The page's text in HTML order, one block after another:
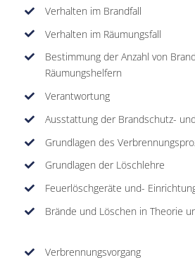
Verhalten im Brandfall
Verhalten im Räumungsfall
Bestimmung der Anzahl von
Räumungshelfern
Verantwortung
Ausstattung der Brandschutz-
Grundlagen des
Grundlagen der Löschlehre
Feuerlöschgeräte und-
Brände und Löschen in Theorie
Verbrennungsvorgang